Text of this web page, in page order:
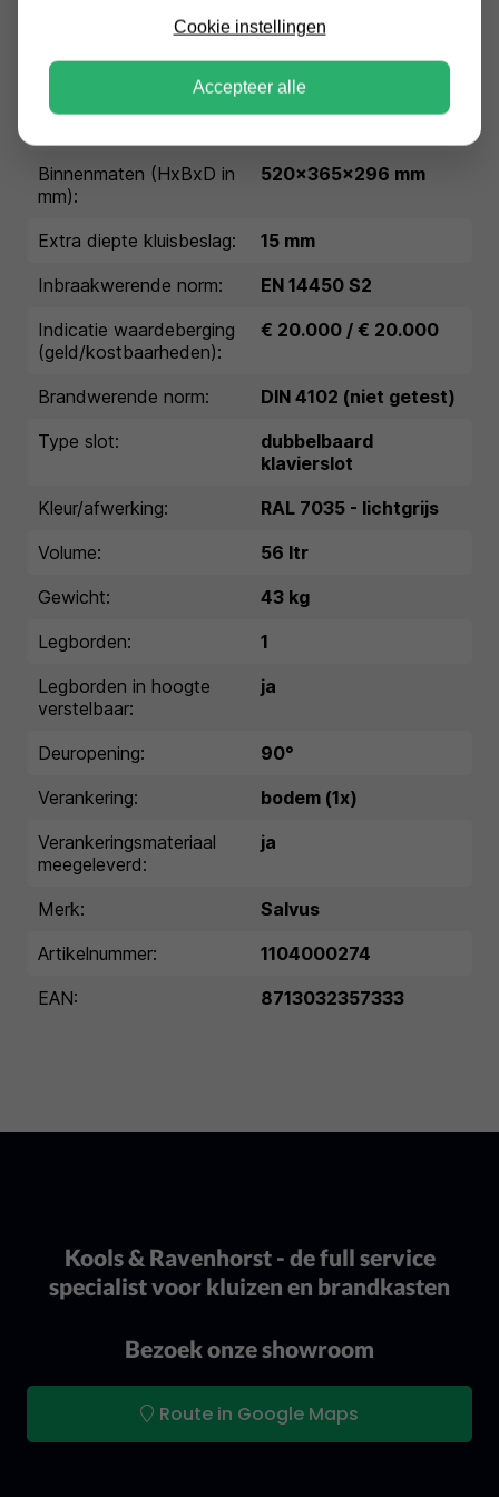
nieuw
Garantie:
1 jaar garantie
Buitenmaten (HxBxD in
Binnenmaten (HxBxD in
mm):
520x365x296 mm
Extra diepte kluisbeslag:
15 mm
Inbraakwerende norm:
EN 14450 S2
Indicatie waardeberging
(geld/kostbaarheden):
€ 20.000 / € 20.000
Brandwerende norm:
DIN 4102 (niet getest)
Type slot:
dubbelbaard
klavierslot
Kleur/afwerking:
RAL 7035 - lichtgrijs
Volume:
56 ltr
Gewicht:
43 kg
Legborden:
1
Legborden in hoogte
verstelbaar:
ja
Deuropening:
90°
Verankering:
bodem (1x)
Verankeringsmateriaal
meegeleverd:
ja
Merk:
Salvus
Artikelnummer:
1104000274
EAN:
8713032357333
Kools & Ravenhorst - de full service
specialist voor kluizen en brandkasten
Bezoek onze showroom
Route in Google Maps
Cookie instellingen
Accepteer alle